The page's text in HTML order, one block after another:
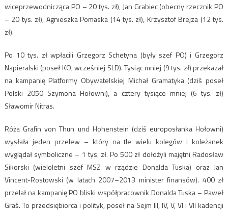
wiceprzewodnicząca PO – 20 tys. zł), Jan Grabiec (obecny rzecznik PO
– 20 tys. zł), Agnieszka Pomaska (14 tys. zł), Krzysztof Brejza (12 tys.
zł).
Po 10 tys. zł wpłacili Grzegorz Schetyna (były szef PO) i Grzegorz
Napieralski (poseł KO, wcześniej SLD). Tysiąc mniej (9 tys. zł) przekazał
na kampanię Platformy Obywatelskiej Michał Gramatyka (dziś poseł
Polski 2050 Szymona Hołowni), a cztery tysiące mniej (6 tys. zł)
Sławomir Nitras.
Róża Grafin von Thun und Hohenstein (dziś europosłanka Hołowni)
wysłała jeden przelew – który na tle wielu kolegów i koleżanek
wyglądał symboliczne – 1 tys. zł. Po 500 zł dołożyli majętni Radosław
Sikorski (wieloletni szef MSZ w rządzie Donalda Tuska) oraz Jan
Vincent-Rostowski (w latach 2007–2013 minister finansów). 400 zł
przelał na kampanię PO bliski współpracownik Donalda Tuska – Paweł
Graś. To przedsiębiorca i polityk, poseł na Sejm III, IV, V, VI i VII kadencji